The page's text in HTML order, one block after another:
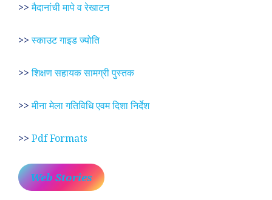
>>मैदानांची मापे व रेखाटन
>>स्काउट गाइड ज्योति
>>शिक्षण सहायक सामग्री पुस्तक
>>मीना मेला गतिविधि एवम दिशा निर्देश
>> Pdf Formats
Web Stories